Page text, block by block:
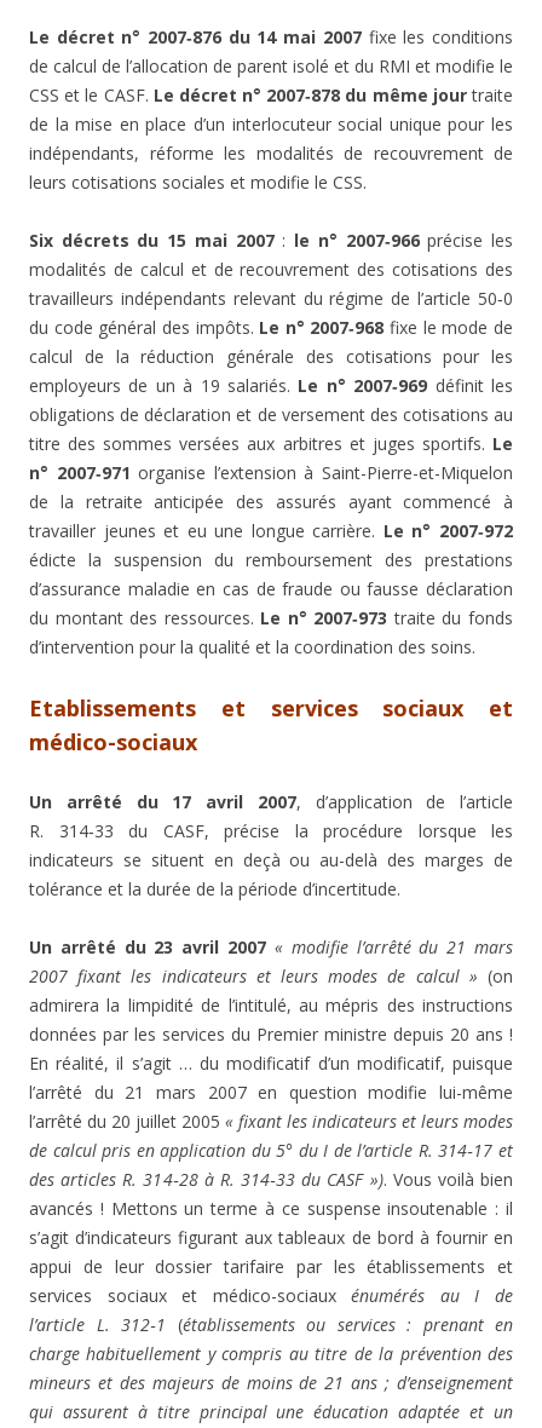
Le décret n° 2007‑876 du 14 mai 2007fixe les conditions
de calcul de l’allocation de parent isolé et du RMI et modifie le
CSS et le CASF. Le décret n° 2007‑878 du même jourtraite
de la mise en place d’un interlocuteur social unique pour les
indépendants, réforme les modalités de recouvrement de
leurs cotisations sociales et modifie le CSS.
Six décrets du 15 mai 2007: le n° 2007‑966précise les
modalités de calcul et de recouvrement des cotisations des
travailleurs indépendants relevant du régime de l’article 50‑0
du code général des impôts. Le n° 2007‑968 fixe le mode de
calcul de la réduction générale des cotisations pour les
employeurs de un à 19 salariés. Le n° 2007‑969 définit les
obligations de déclaration et de versement des cotisations au
titre des sommes versées aux arbitres et juges sportifs. Le
n° 2007‑971 organise l’extension à Saint-Pierre-et-Miquelon
de la retraite anticipée des assurés ayant commencé à
travailler jeunes et eu une longue carrière. Le n° 2007‑972
édicte la suspension du remboursement des prestations
d’assurance maladie en cas de fraude ou fausse déclaration
du montant des ressources. Le n° 2007‑973 traite du fonds
d’intervention pour la qualité et la coordination des soins.
Etablissements et services sociaux et
médico-sociaux
Un arrêté du 17 avril 2007, d’application de l’article
R. 314‑33 du CASF, précise la procédure lorsque les
indicateurs se situent en deçà ou au-delà des marges de
tolérance et la durée de la période d’incertitude.
Un arrêté du 23 avril 2007 « modifie l’arrêté du 21 mars
2007 fixant les indicateurs et leurs modes de calcul » (on
admirera la limpidité de l’intitulé, au mépris des instructions
données par les services du Premier ministre depuis 20 ans !
En réalité, il s’agit … du modificatif d’un modificatif, puisque
l’arrêté du 21 mars 2007 en question modifie lui-même
l’arrêté du 20 juillet 2005 « fixant les indicateurs et leurs modes
de calcul pris en application du 5° du I de l’article R. 314‑17 et
des articles R. 314‑28 à R. 314‑33 du CASF »). Vous voilà bien
avancés ! Mettons un terme à ce suspense insoutenable : il
s’agit d’indicateurs figurant aux tableaux de bord à fournir en
appui de leur dossier tarifaire par les établissements et
services sociaux et médico-sociauxénumérés au I de
l’article L. 312‑1
(établissements ou services : prenant en
charge habituellement y compris au titre de la prévention des
mineurs et des majeurs de moins de 21 ans ; d’enseignement
qui assurent à titre principal une éducation adaptée et un